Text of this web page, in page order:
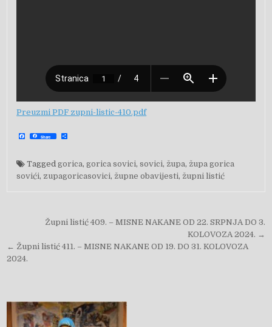
Preuzmi PDF zupni-listic-410.pdf
F
a
b
o
o
k
Share
e
Tagged gorica, gorica sovici,sovici, župa, župa gorica
sovići, zupagoricasovici, župne obavijesti, župni listić
Navigacija objava
Župni listić 409. – MISNE NAKANE OD 22. SRPNJA DO 3.
KOLOVOZA 2024. →
← Župni listić 411. – MISNE NAKANE OD 19. DO 31. KOLOVOZA
2024.